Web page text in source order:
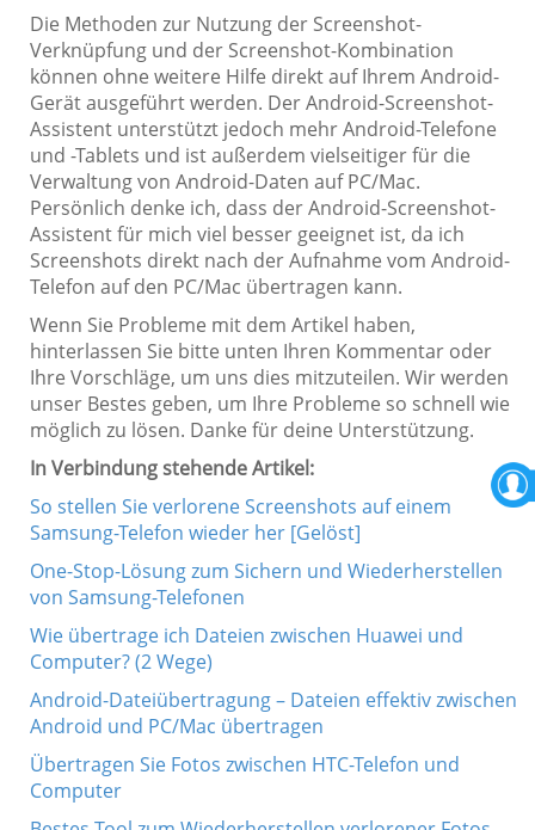
Die Methoden zur Nutzung der Screenshot-
Verknüpfung und der Screenshot-Kombination
können ohne weitere Hilfe direkt auf Ihrem Android-
Gerät ausgeführt werden. Der Android-Screenshot-
Assistent unterstützt jedoch mehr Android-Telefone
und -Tablets und ist außerdem vielseitiger für die
Verwaltung von Android-Daten auf PC/Mac.
Persönlich denke ich, dass der Android-Screenshot-
Assistent für mich viel besser geeignet ist, da ich
Screenshots direkt nach der Aufnahme vom Android-
Telefon auf den PC/Mac übertragen kann.
Wenn Sie Probleme mit dem Artikel haben,
hinterlassen Sie bitte unten Ihren Kommentar oder
Ihre Vorschläge, um uns dies mitzuteilen. Wir werden
unser Bestes geben, um Ihre Probleme so schnell wie
möglich zu lösen. Danke für deine Unterstützung.
In Verbindung stehende Artikel:
So stellen Sie verlorene Screenshots auf einem
Samsung-Telefon wieder her [Gelöst]
One-Stop-Lösung zum Sichern und Wiederherstellen
von Samsung-Telefonen
Wie übertrage ich Dateien zwischen Huawei und
Computer? (2 Wege)
Android-Dateiübertragung – Dateien effektiv zwischen
Android und PC/Mac übertragen
Übertragen Sie Fotos zwischen HTC-Telefon und
Computer